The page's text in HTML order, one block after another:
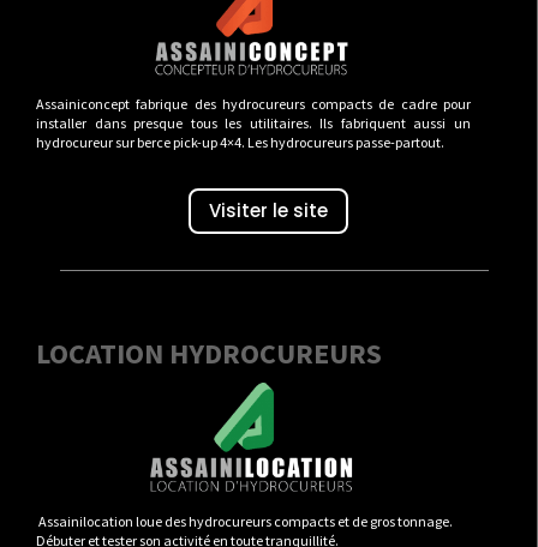
Assainiconcept fabrique des hydrocureurs compacts de cadre pour
installer dans presque tous les utilitaires. Ils fabriquent aussi un
hydrocureur sur berce pick-up 4×4. Les hydrocureurs passe-partout.
Visiter le site
LOCATION HYDROCUREURS
Assainilocation loue des hydrocureurs compacts et de gros tonnage.
Débuter et tester son activité en toute tranquillité.